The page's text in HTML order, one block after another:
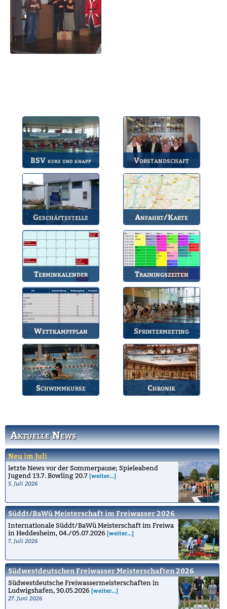
Aktuelle News
Neu im Juli
letzte News vor der Sommerpause; Spieleabend
Jugend 13.7. Bowling 20.7 [weiter...]
5. Juli 2026
Süddt/BaWü Meisterschaft im Freiwasser 2026
Internationale Süddt/BaWü Meisterschaft im Freiwa
in Heddesheim, 04./05.07.2026 [weiter...]
7. Juli 2026
Südwestdeutschen Freiwasser Meisterschaften 2026
Südwestdeutsche Freiwassermeisterschaften in
Ludwigshafen, 30.05.2026 [weiter...]
27. Juni 2026
BSV kurz und knapp
Die wichtigsten Infos
zum BSV.
Vorstandschaft
Unsere amtierende
Vorstandschaft.
Geschäftsstelle
Anlaufstelle für alle
Anfahrt/Karte
So können Sie uns
erreichen.
Terminkalender
Die Termine des BSV.
Trainingszeiten
Bahnbelegungen der
Gruppen.
Wettkampfplan
Übersicht der aktuellen
Wettkämpfe.
Sprintermeeting
Jährlicher Wettkampf
des BSV.
Schwimmkurse Chronik